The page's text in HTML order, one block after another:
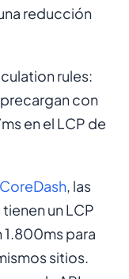
reducción
rules:
con
en el LCP de
CoreDash, las
un LCP
para
sitios.